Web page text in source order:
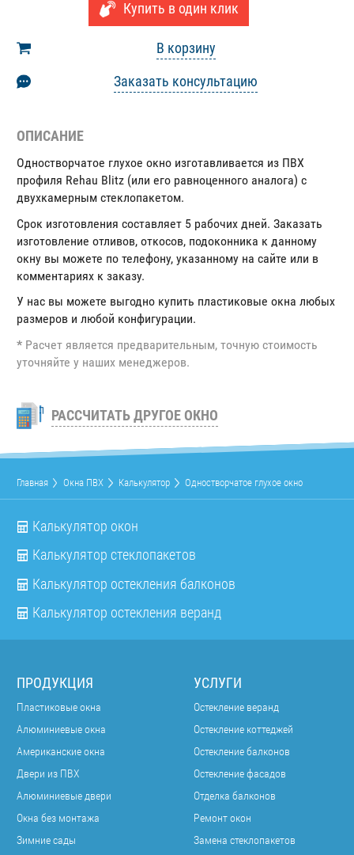
Купить в один клик
В корзину
Заказать консультацию
ОПИСАНИЕ
Одностворчатое глухое окно изготавливается из ПВХ
профиля Rehau Blitz (или его равноценного аналога) с
двухкамерным стеклопакетом.
Срок изготовления составляет 5 рабочих дней. Заказать
изготовление отливов, откосов, подоконника к данному
окну вы можете по телефону, указанному на сайте или в
комментариях к заказу.
У нас вы можете выгодно купить пластиковые окна любых
размеров и любой конфигурации.
* Расчет является предварительным, точную стоимость
уточняйте у наших менеджеров.
РАССЧИТАТЬ ДРУГОЕ ОКНО
Главная Окна ПВХ Калькулятор Одностворчатое глухое окно
Калькулятор окон
Калькулятор стеклопакетов
Калькулятор остекления балконов
Калькулятор остекления веранд
ПРОДУКЦИЯ
Пластиковые окна
Алюминиевые окна
Американские окна
Двери из ПВХ
Алюминиевые двери
Окна без монтажа
Зимние сады
УСЛУГИ
Остекление веранд
Остекление коттеджей
Остекление балконов
Остекление фасадов
Отделка балконов
Ремонт окон
Замена стеклопакетов